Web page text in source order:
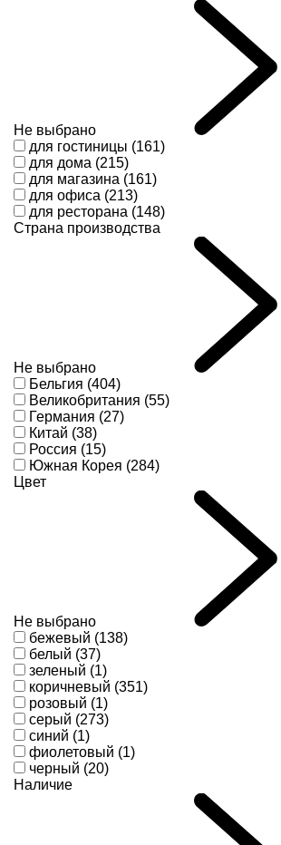
Не выбрано
для гостиницы (161)
для дома (215)
для магазина (161)
для офиса (213)
для ресторана (148)
Страна производства
Не выбрано
Бельгия (404)
Великобритания (55)
Германия (27)
Китай (38)
Россия (15)
Южная Корея (284)
Цвет
Не выбрано
бежевый (138)
белый (37)
зеленый (1)
коричневый (351)
розовый (1)
серый (273)
синий (1)
фиолетовый (1)
черный (20)
Наличие